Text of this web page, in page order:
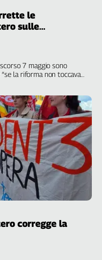
le
sulle
7 maggio sono
la riforma non toccava
corregge la